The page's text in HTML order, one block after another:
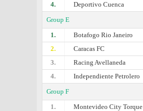
4.
Deportivo Cuenca
Group E
1.
Botafogo Rio Janeiro
2.
Caracas FC
3.
Racing Avellaneda
4.
Independiente Petrolero
Group F
1.
Montevideo City Torque